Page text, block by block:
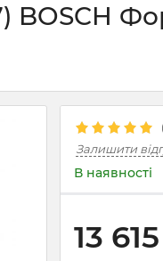
BOSCH
(
Залишити
В наявності
13 615